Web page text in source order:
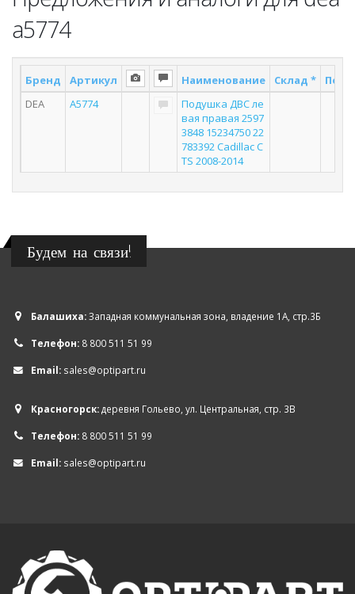
a5774
Бренд Артикул Наименование Склад *
DEA
A5774
Подушка ДВС ле
вая правая 2597
3848 15234750 22
783392 Cadillac C
TS 2008-2014
Будем на связи!
Балашиха:Западная коммунальная зона, владение 1А, стр.3Б
Телефон: 8 800 511 51 99
Email: sales@optipart.ru
Красногорск:деревня Гольево, ул. Центральная, стр. 3В
Телефон: 8 800 511 51 99
Email: sales@optipart.ru